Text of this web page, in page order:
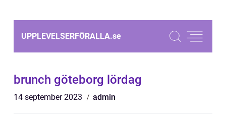
UPPLEVELSERFÖRALLA.se
brunch göteborg lördag
14 september 2023 admin